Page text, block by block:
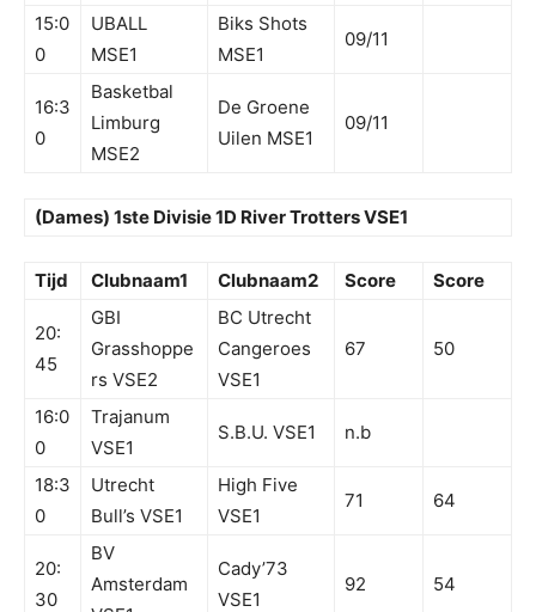
15:0
0
UBALL
MSE1
Biks Shots
MSE1
09/11
16:3
0
Basketbal
Limburg
MSE2
De Groene
Uilen MSE1
09/11
(Dames) 1ste Divisie 1D River Trotters VSE1
Tijd Clubnaam1 Clubnaam2 Score Score
20:
45
GBI
Grasshoppe
rs VSE2
BC Utrecht
Cangeroes
VSE1
67 50
16:0
0
Trajanum
VSE1
S.B.U. VSE1 n.b
18:3
0
Utrecht
Bull’s VSE1
High Five
VSE1
71 64
20:
30
BV
Amsterdam
Cady’73
VSE1
92 54